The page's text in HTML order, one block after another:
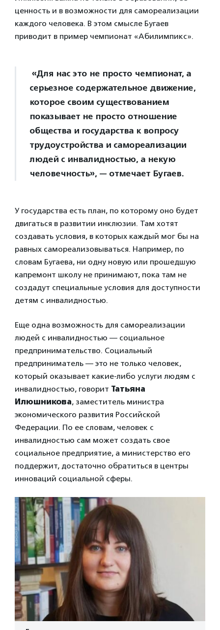
ценность и в возможности для самореализации
каждого человека. В этом смысле Бугаев
приводит в пример чемпионат «Абилимпикс».
«Для нас это не просто чемпионат, а
серьезное содержательное движение,
которое своим существованием
показывает не просто отношение
общества и государства к вопросу
трудоустройства и самореализации
людей с инвалидностью, а некую
человечность», — отмечает Бугаев.
У государства есть план, по которому оно будет
двигаться в развитии инклюзии. Там хотят
создавать условия, в которых каждый мог бы на
равных самореализовываться. Например, по
словам Бугаева, ни одну новую или прошедшую
капремонт школу не принимают, пока там не
создадут специальные условия для доступности
детям с инвалидностью.
Еще одна возможность для самореализации
людей с инвалидностью — социальное
предпринимательство. Социальный
предприниматель — это не только человек,
который оказывает какие-либо услуги людям с
инвалидностью, говорит Татьяна
Илюшникова, заместитель министра
экономического развития Российской
Федерации. По ее словам, человек с
инвалидностью сам может создать свое
социальное предприятие, а министерство его
поддержит, достаточно обратиться в центры
инноваций социальной сферы.